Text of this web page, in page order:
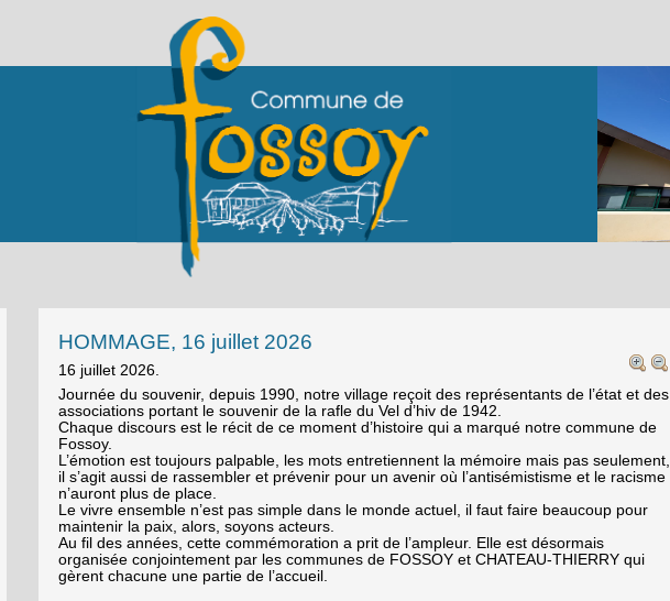
HOMMAGE, 16 juillet 2026
16 juillet 2026.
Journée du souvenir, depuis 1990, notre village reçoit des représentants de l’état et des
associations portant le souvenir de la rafle du Vel d’hiv de 1942.
Chaque discours est le récit de ce moment d’histoire qui a marqué notre commune de
Fossoy.
L’émotion est toujours palpable, les mots entretiennent la mémoire mais pas seulement,
il s’agit aussi de rassembler et prévenir pour un avenir où l’antisémistisme et le racisme
n’auront plus de place.
Le vivre ensemble n’est pas simple dans le monde actuel, il faut faire beaucoup pour
maintenir la paix, alors, soyons acteurs.
Au fil des années, cette commémoration a prit de l’ampleur. Elle est désormais
organisée conjointement par les communes de FOSSOY et CHATEAU-THIERRY qui
gèrent chacune une partie de l’accueil.